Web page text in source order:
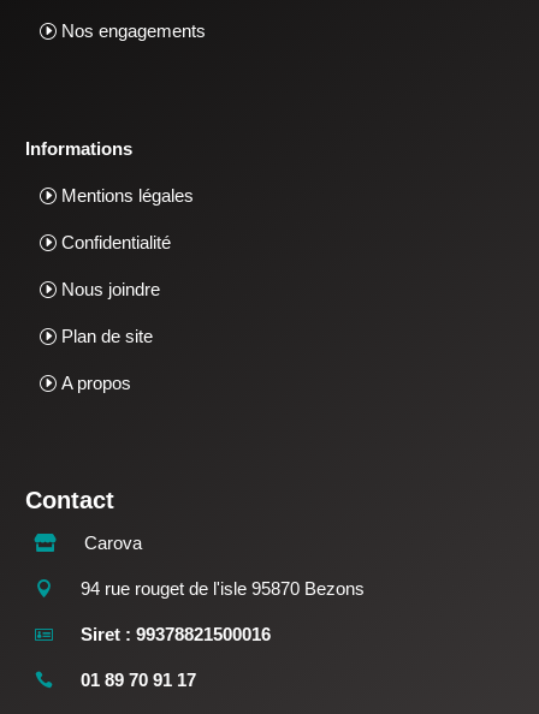
Nos engagements
Informations
Mentions légales
Confidentialité
Nous joindre
Plan de site
A propos
Contact
 Carova
 94 rue rouget de l'isle 95870 Bezons
 Siret : 99378821500016
 01 89 70 91 17